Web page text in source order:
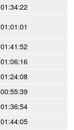
01:34:22
01:01:01
01:41:52
01:06:16
01:24:08
00:55:39
01:36:54
01:44:05